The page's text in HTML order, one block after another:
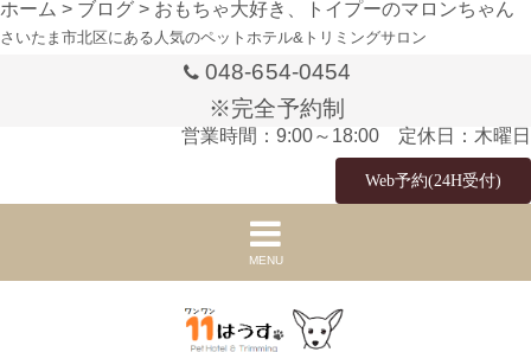
ホーム > ブログ > おもちゃ大好き、トイプーのマロンちゃん
さいたま市北区にある人気のペットホテル&トリミングサロン
048-654-0454
※完全予約制
営業時間：9:00～18:00 定休日：木曜日
Web予約(24H受付)
MENU